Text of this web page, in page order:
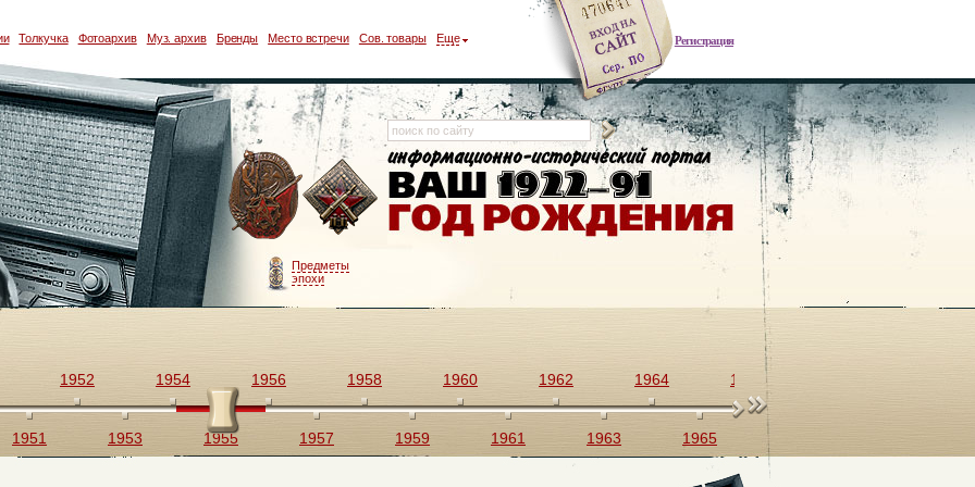
Регистрация
Толкучка Фотоархив Муз. архив Бренды Место встречи Сов. товары Еще
Предметы
эпохи
1951
1952
1953
1954
1955
1956
1957
1958
1959
1960
1961
1962
1963
1964
1965
1966